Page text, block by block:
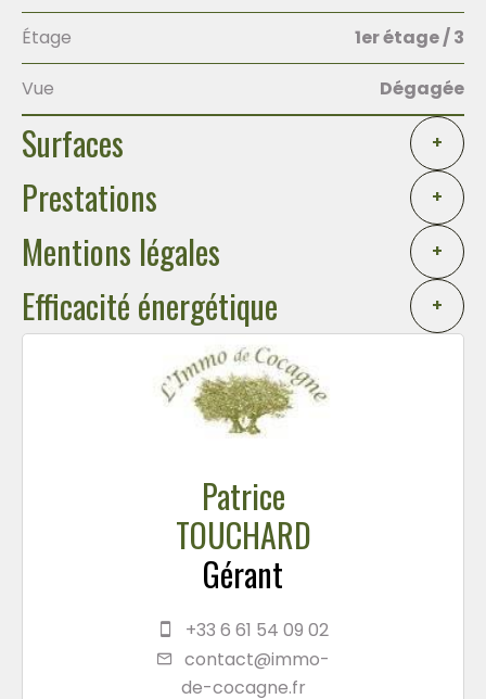
Étage 1er étage / 3
Vue Dégagée
Surfaces +
Prestations +
Mentions légales +
Efficacité énergétique +
Patrice
TOUCHARD
Gérant
+33 6 61 54 09 02
contact@immo-
de-cocagne.fr